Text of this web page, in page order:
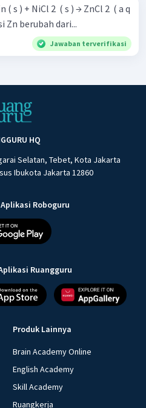
Zn berubah dari...
Jawaban terverifikasi
HQ
Selatan, Tebet, Kota Jakarta
Ibukota Jakarta 12860
Aplikasi Roboguru
Ruangguru
Produk Lainnya
Brain Academy Online
English Academy
Skill Academy
Ruangkerja